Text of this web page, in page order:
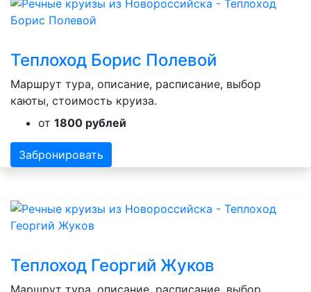
Теплоход Борис Полевой
Маршрут тура, описание, расписание, выбор
каюты, стоимость круиза.
от 1800 рублей
Забронировать
Теплоход Георгий Жуков
Маршрут тура, описание, расписание, выбор